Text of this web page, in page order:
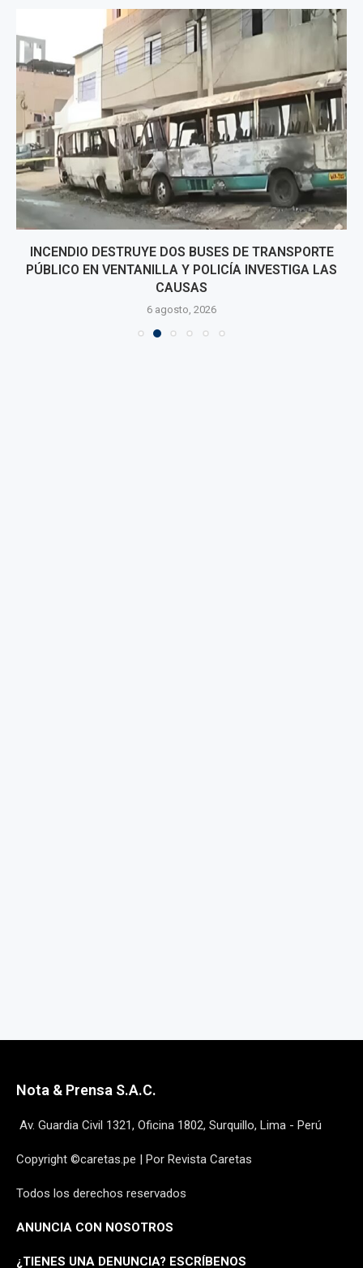
INCENDIO DESTRUYE DOS BUSES DE TRANSPORTE
PÚBLICO EN VENTANILLA Y POLICÍA INVESTIGA LAS
CAUSAS
6 agosto, 2026
Nota & Prensa S.A.C.
Av. Guardia Civil 1321, Oficina 1802, Surquillo, Lima - Perú
Copyright ©caretas.pe | Por Revista Caretas
Todos los derechos reservados
ANUNCIA CON NOSOTROS
¿TIENES UNA DENUNCIA? ESCRÍBENOS